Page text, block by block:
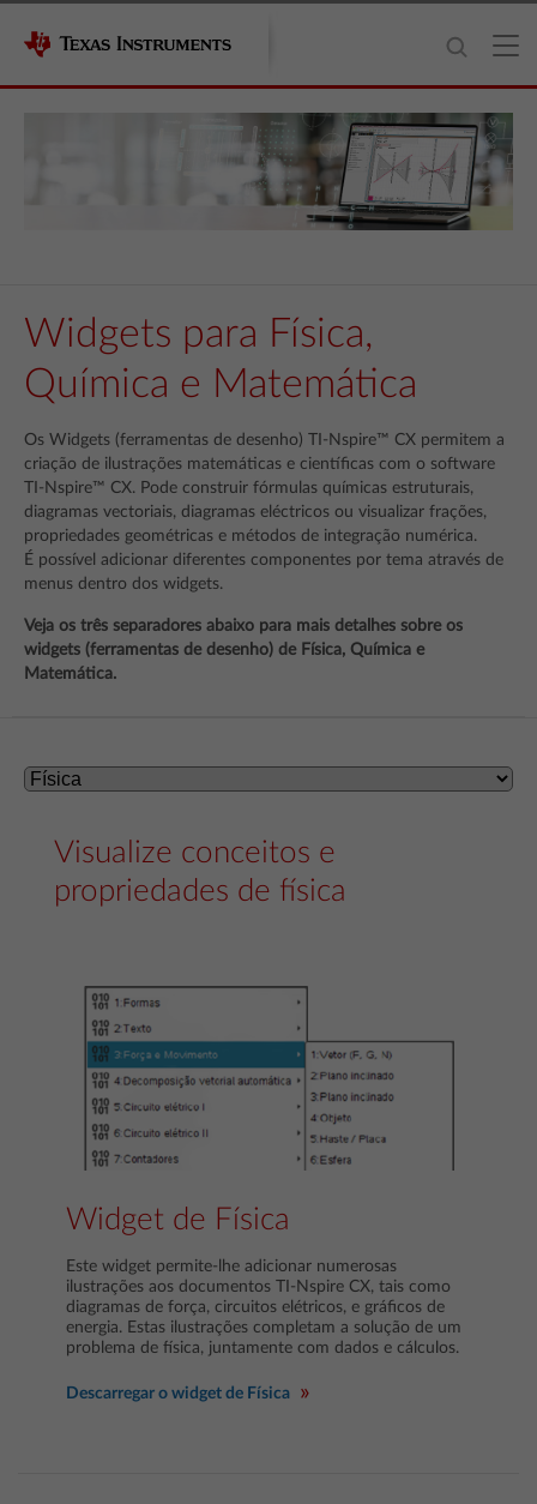
Widgets para Física,
Química e Matemática
Os Widgets (ferramentas de desenho) TI-Nspire™ CX permitem a
criação de ilustrações matemáticas e científicas com o software
TI-Nspire™ CX. Pode construir fórmulas químicas estruturais,
diagramas vectoriais, diagramas eléctricos ou visualizar frações,
propriedades geométricas e métodos de integração numérica.
É possível adicionar diferentes componentes por tema através de
menus dentro dos widgets.
Veja os três separadores abaixo para mais detalhes sobre os
widgets (ferramentas de desenho) de Física, Química e
Matemática.
Visualize conceitos e
propriedades de física
Widget de Física
Este widget permite-lhe adicionar numerosas
ilustrações aos documentos TI-Nspire CX, tais como
diagramas de força, circuitos elétricos, e gráficos de
energia. Estas ilustrações completam a solução de um
problema de física, juntamente com dados e cálculos.
Descarregar o widget de Física